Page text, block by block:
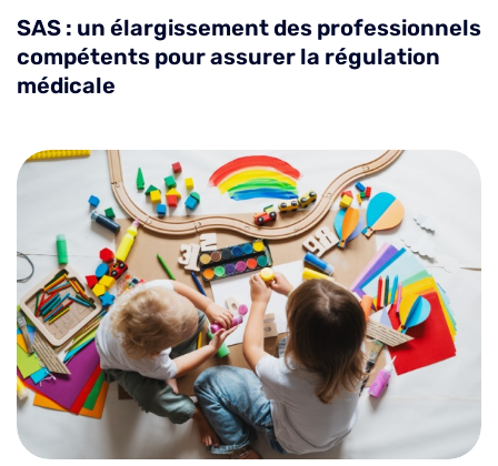
SAS : un élargissement des professionnels
compétents pour assurer la régulation
médicale